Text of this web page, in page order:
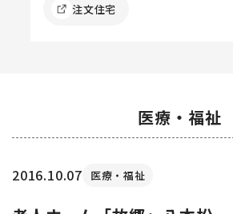
注文住宅
医療・福祉
2016.10.07 医療・福祉